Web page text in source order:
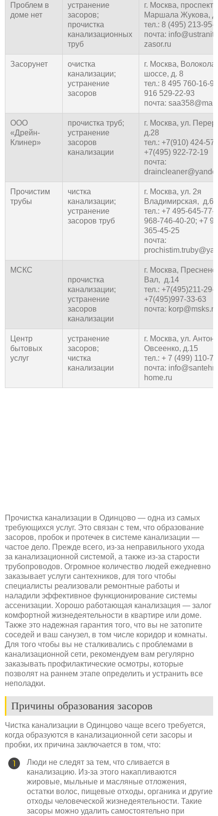
Проблем в
доме нет
устранение
засоров;
прочистка
канализационных
труб
г. Москва, проспект
Маршала Жукова,
тел.: 8 (495) 213-95-
почта: info@ustranit-
zasor.ru
Засорунет
очистка
канализации;
устранение
засоров
г. Москва,
шоссе, д. 8
тел.: 8 495 760-16-
916 529-22-93
почта:
ООО
«Дрейн-
Клинер»
прочистка труб;
устранение
засоров
канализации
г. Москва, ул.
д.28
тел.: +7(910) 424-
+7(495) 922-72-19
почта:
Прочистим
трубы
чистка
канализации;
устранение
засоров труб
г. Москва, ул. 2я
Владимирская,
тел.: +7 495-645-77-
968-746-40-20; +7
365-45-25
почта:
МСКС
прочистка
канализации;
устранение
засоров
канализации
г. Москва,
Вал, д.14
тел.: +7(495)211-29-
+7(495)997-33-63
почта: korp@msks.ru
Центр
бытовых
услуг
устранение
засоров;
чистка
канализации
г. Москва, ул.
Овсеенко, д.15
тел.: + 7 (499) 110-
почта:
home.ru
Прочистка канализации в Одинцово — одна из самых
требующихся услуг. Это связан с тем, что образование
засоров, пробок и протечек в системе канализации —
частое дело. Прежде всего, из-за неправильного ухода
за канализационной системой, а также из-за старости
трубопроводов. Огромное количество людей ежедневно
заказывает услуги сантехников, для того чтобы
специалисты реализовали ремонтные работы и
наладили эффективное функционирование системы
ассенизации. Хорошо работающая канализация — залог
комфортной жизнедеятельности в квартире или доме.
Также это надежная гарантия того, что вы не затопите
соседей и ваш санузел, в том числе коридор и комнаты.
Для того чтобы вы не сталкивались с проблемами в
канализационной сети, рекомендуем вам регулярно
заказывать профилактические осмотры, которые
позволят на раннем этапе определить и устранить все
неполадки.
Причины образования засоров
Чистка канализации в Одинцово чаще всего требуется,
когда образуются в канализационной сети засоры и
пробки, их причина заключается в том, что:
Люди не следят за тем, что сливается в
канализацию. Из-за этого накапливаются
жировые, мыльные и масляные отложения,
остатки волос, пищевые отходы, органика и другие
отходы человеческой жизнедеятельности. Такие
засоры можно удалить самостоятельно при